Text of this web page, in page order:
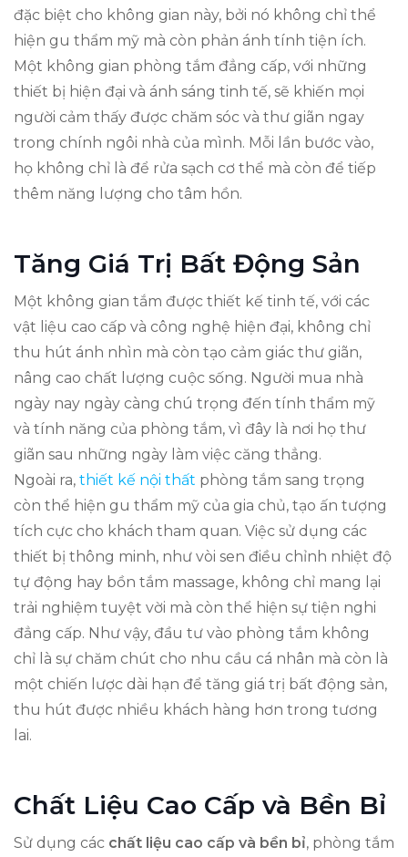
đặc biệt cho không gian này, bởi nó không chỉ thể
hiện gu thẩm mỹ mà còn phản ánh tính tiện ích.
Một không gian phòng tắm đẳng cấp, với những
thiết bị hiện đại và ánh sáng tinh tế, sẽ khiến mọi
người cảm thấy được chăm sóc và thư giãn ngay
trong chính ngôi nhà của mình. Mỗi lần bước vào,
họ không chỉ là để rửa sạch cơ thể mà còn để tiếp
thêm năng lượng cho tâm hồn.
Tăng Giá Trị Bất Động Sản
Một không gian tắm được thiết kế tinh tế, với các
vật liệu cao cấp và công nghệ hiện đại, không chỉ
thu hút ánh nhìn mà còn tạo cảm giác thư giãn,
nâng cao chất lượng cuộc sống. Người mua nhà
ngày nay ngày càng chú trọng đến tính thẩm mỹ
và tính năng của phòng tắm, vì đây là nơi họ thư
giãn sau những ngày làm việc căng thẳng.
Ngoài ra, thiết kế nội thất phòng tắm sang trọng
còn thể hiện gu thẩm mỹ của gia chủ, tạo ấn tượng
tích cực cho khách tham quan. Việc sử dụng các
thiết bị thông minh, như vòi sen điều chỉnh nhiệt độ
tự động hay bồn tắm massage, không chỉ mang lại
trải nghiệm tuyệt vời mà còn thể hiện sự tiện nghi
đẳng cấp. Như vậy, đầu tư vào phòng tắm không
chỉ là sự chăm chút cho nhu cầu cá nhân mà còn là
một chiến lược dài hạn để tăng giá trị bất động sản,
thu hút được nhiều khách hàng hơn trong tương
lai.
Chất Liệu Cao Cấp và Bền Bỉ
Sử dụng các chất liệu cao cấp và bền bỉ, phòng tắm